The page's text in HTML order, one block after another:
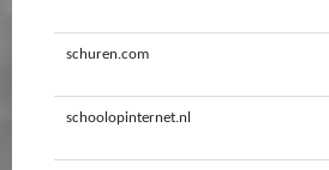
schuren.com
schoolopinternet.nl